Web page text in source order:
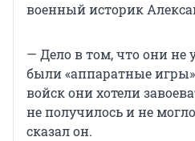
военный историк
— Дело в том, что они не
были «аппаратные
войск они хотели
не получилось и не
сказал он.